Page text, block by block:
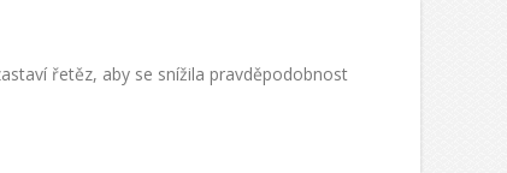
řetěz, aby se snížila pravděpodobnost